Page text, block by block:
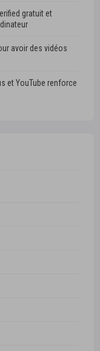
gratuit et
avoir des vidéos
et YouTube renforce